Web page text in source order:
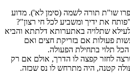
שו"ת תורה לשמה (סימן לא'). מדוע
את ידיך ומשביע לכל חי רצון"?
שתלויה באתערותא דלתתא והביא
פעולות אם בזריקת חצים ואם
הכל תלוי בתחילת הפעולה.
לחזר קפצה לו הדרך, אולם אם רק
קטנה, היה מתרחש לו נס שכזה.